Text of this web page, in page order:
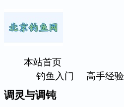
本站首页
钓鱼入门
高手经验
调灵与调钝